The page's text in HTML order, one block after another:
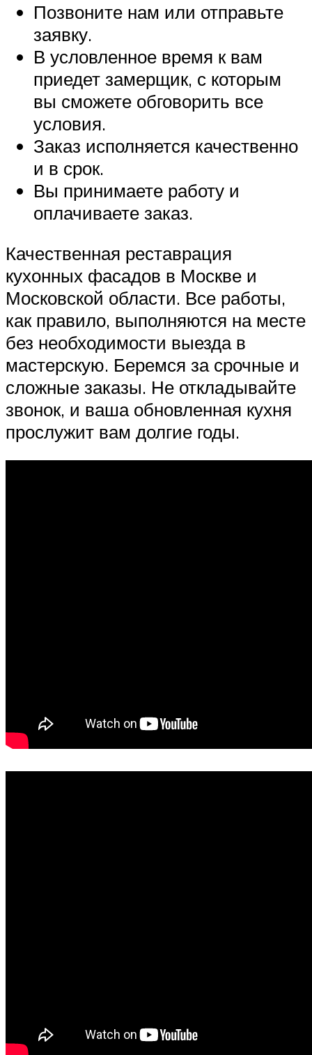
Позвоните нам или отправьте
заявку.
В условленное время к вам
приедет замерщик, с которым
вы сможете обговорить все
условия.
Заказ исполняется качественно
и в срок.
Вы принимаете работу и
оплачиваете заказ.
Качественная реставрация
кухонных фасадов в Москве и
Московской области. Все работы,
как правило, выполняются на месте
без необходимости выезда в
мастерскую. Беремся за срочные и
сложные заказы. Не откладывайте
звонок, и ваша обновленная кухня
прослужит вам долгие годы.